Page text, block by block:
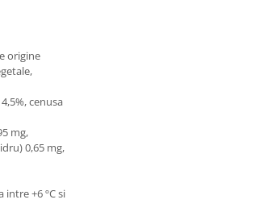
origine
сenusa
mg,
0,65 mg,
intre +6 ºС si